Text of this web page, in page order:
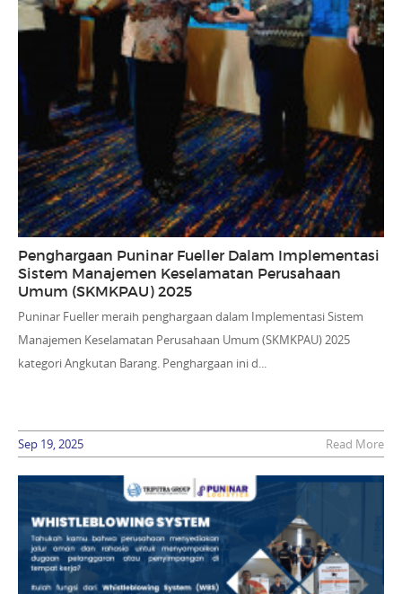
Penghargaan Puninar Fueller Dalam Implementasi
Sistem Manajemen Keselamatan Perusahaan
Umum (SKMKPAU) 2025
Puninar Fueller meraih penghargaan dalam Implementasi Sistem
Manajemen Keselamatan Perusahaan Umum (SKMKPAU) 2025
kategori Angkutan Barang. Penghargaan ini d...
Sep 19, 2025 Read More